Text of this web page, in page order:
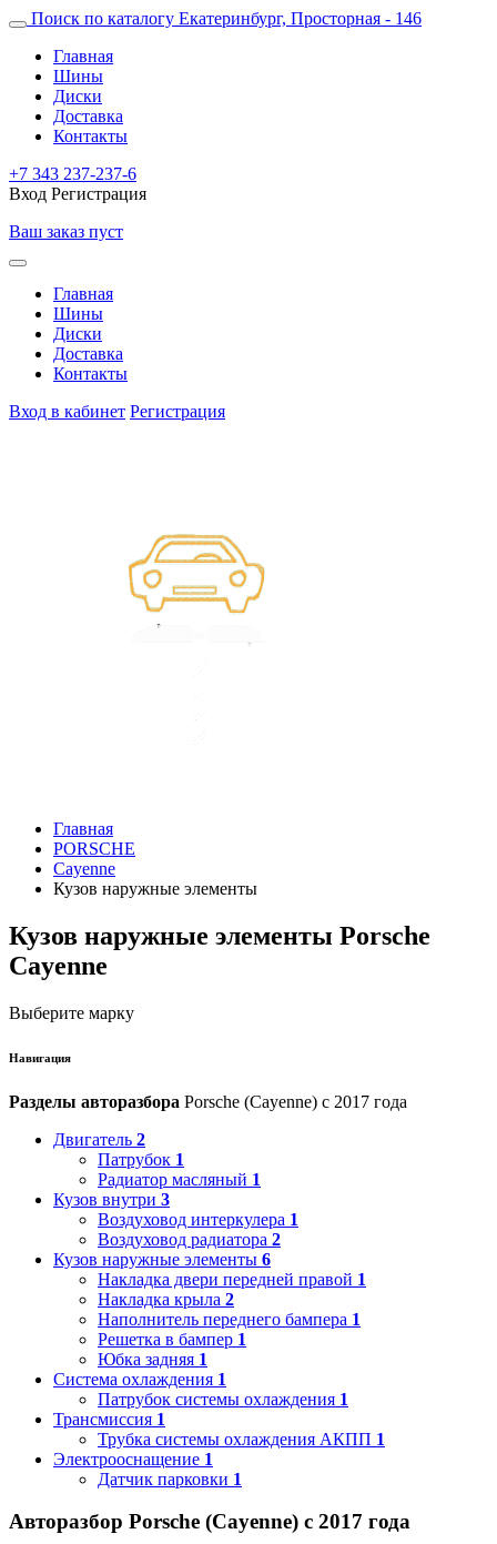
Поиск по каталогу Екатеринбург, Просторная - 146
Главная
Шины
Диски
Доставка
Контакты
+7 343 237-237-6
Вход Регистрация
Ваш заказ пуст
Главная
Шины
Диски
Доставка
Контакты
Вход в кабинет Регистрация
Главная
PORSCHE
Cayenne
Кузов наружные элементы
Кузов наружные элементы Porsche
Cayenne
Выберите марку
Навигация
Разделы авторазбора Porsche (Cayenne) с 2017 года
Двигатель 2
Патрубок 1
Радиатор масляный 1
Кузов внутри 3
Воздуховод интеркулера 1
Воздуховод радиатора 2
Кузов наружные элементы 6
Накладка двери передней правой 1
Накладка крыла 2
Наполнитель переднего бампера 1
Решетка в бампер 1
Юбка задняя 1
Система охлаждения 1
Патрубок системы охлаждения 1
Трансмиссия 1
Трубка системы охлаждения АКПП 1
Электрооснащение 1
Датчик парковки 1
Авторазбор Porsche (Cayenne) с 2017 года